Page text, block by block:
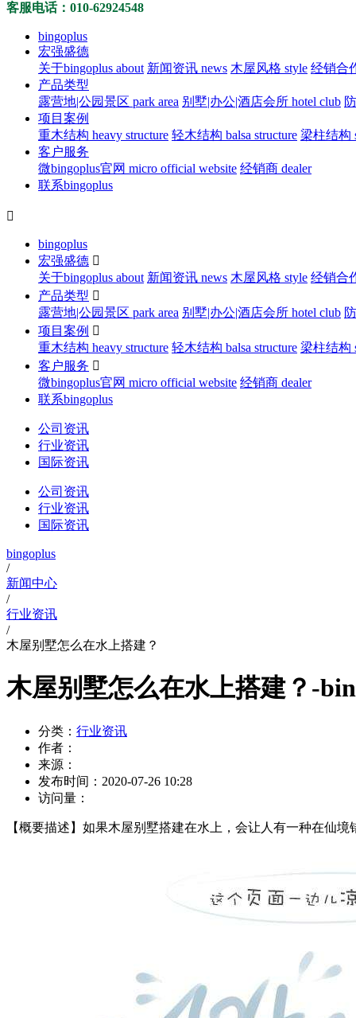
客服电话：010-62924548
bingoplus
宏强盛德
关于bingoplus about 新闻资讯 news 木屋风格 style 经销合
产品类型
露营地|公园景区 park area 别墅|办公|酒店会所 hotel club
项目案例
重木结构 heavy structure 轻木结构 balsa structure 梁柱结构
客户服务
微bingoplus官网 micro official website 经销商 dealer
联系bingoplus

bingoplus
宏强盛德 
关于bingoplus about 新闻资讯 news 木屋风格 style 经销合
产品类型 
露营地|公园景区 park area 别墅|办公|酒店会所 hotel club
项目案例 
重木结构 heavy structure 轻木结构 balsa structure 梁柱结构
客户服务 
微bingoplus官网 micro official website 经销商 dealer
联系bingoplus
公司资讯
行业资讯
国际资讯
公司资讯
行业资讯
国际资讯
bingoplus
/
新闻中心
/
行业资讯
/
木屋别墅怎么在水上搭建？
木屋别墅怎么在水上搭建？-
分类： 行业资讯
作者：
来源：
发布时间： 2020-07-26 10:28
访问量：
【概要描述】 如果木屋别墅搭建在水上，会让人有一种在仙